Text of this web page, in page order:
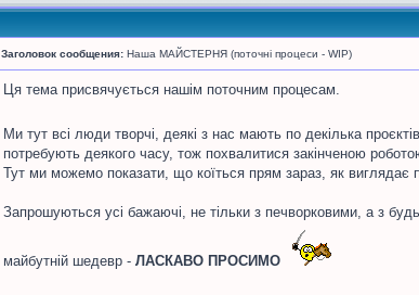
Заголовок сообщения: Наша МАЙСТЕРНЯ (поточні процеси - WIP)
Ця тема присвячується нашім поточним процесам.
Ми тут всі люди творчі, деякі з нас мають по декілька
потребують деякого часу, тож похвалитися закінченою
Тут ми можемо показати, що коїться прям зараз, як виглядає
Запрошуються усі бажаючі, не тільки з печворковими, а з
майбутній шедевр - ЛАСКАВО ПРОСИМО